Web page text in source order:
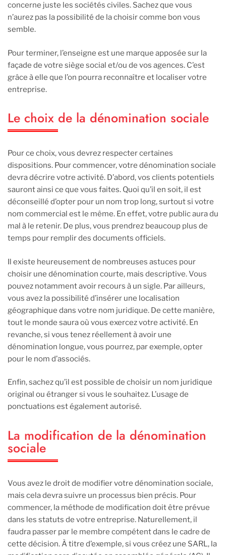
concerne juste les sociétés civiles. Sachez que vous
n’aurez pas la possibilité de la choisir comme bon vous
semble.
Pour terminer, l’enseigne est une marque apposée sur la
façade de votre siège social et/ou de vos agences. C’est
grâce à elle que l’on pourra reconnaître et localiser votre
entreprise.
Le choix de la dénomination sociale
Pour ce choix, vous devrez respecter certaines
dispositions. Pour commencer, votre dénomination sociale
devra décrire votre activité. D’abord, vos clients potentiels
sauront ainsi ce que vous faites. Quoi qu’il en soit, il est
déconseillé d’opter pour un nom trop long, surtout si votre
nom commercial est le même. En effet, votre public aura du
mal à le retenir. De plus, vous prendrez beaucoup plus de
temps pour remplir des documents officiels.
Il existe heureusement de nombreuses astuces pour
choisir une dénomination courte, mais descriptive. Vous
pouvez notamment avoir recours à un sigle. Par ailleurs,
vous avez la possibilité d’insérer une localisation
géographique dans votre nom juridique. De cette manière,
tout le monde saura où vous exercez votre activité. En
revanche, si vous tenez réellement à avoir une
dénomination longue, vous pourrez, par exemple, opter
pour le nom d’associés.
Enfin, sachez qu’il est possible de choisir un nom juridique
original ou étranger si vous le souhaitez. L’usage de
ponctuations est également autorisé.
La modification de la dénomination
sociale
Vous avez le droit de modifier votre dénomination sociale,
mais cela devra suivre un processus bien précis. Pour
commencer, la méthode de modification doit être prévue
dans les statuts de votre entreprise. Naturellement, il
faudra passer par le membre compétent dans le cadre de
cette décision. À titre d’exemple, si vous créez une SARL, la